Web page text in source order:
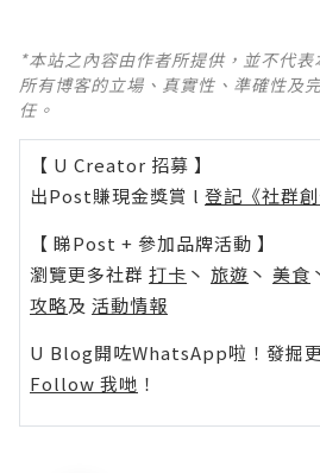
*本站之內容由作者所提供，並不代
所有博客的立場、真實性、準確性及
任。
【 U Creator 招募 】
出Post賺現金獎賞 l 登記《社群創
【 睇Post + 參加品牌活動 】
瀏覽更多社群 打卡 丶 旅遊 丶 美食
攻略及 活動情報
U Blog開咗WhatsApp啦！發掘
Follow 我哋 ！